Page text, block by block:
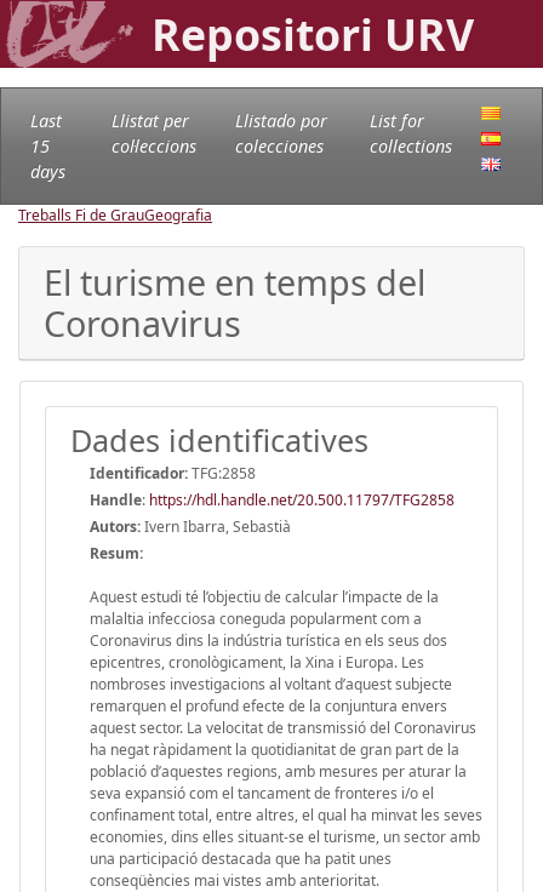
Repositori URV
Last
15
days
Llistat per
col·leccions
Llistado por
colecciones
List for
collections
Treballs Fi de GrauGeografia
El turisme en temps del
Coronavirus
Dades identificatives
Identificador:TFG:2858
Handle: https://hdl.handle.net/20.500.11797/TFG2858
Autors:Ivern Ibarra, Sebastià
Resum:
Aquest estudi té l’objectiu de calcular l’impacte de la
malaltia infecciosa coneguda popularment com a
Coronavirus dins la indústria turística en els seus dos
epicentres, cronològicament, la Xina i Europa. Les
nombroses investigacions al voltant d’aquest subjecte
remarquen el profund efecte de la conjuntura envers
aquest sector. La velocitat de transmissió del Coronavirus
ha negat ràpidament la quotidianitat de gran part de la
població d’aquestes regions, amb mesures per aturar la
seva expansió com el tancament de fronteres i/o el
confinament total, entre altres, el qual ha minvat les seves
economies, dins elles situant-se el turisme, un sector amb
una participació destacada que ha patit unes
conseqüències mai vistes amb anterioritat.